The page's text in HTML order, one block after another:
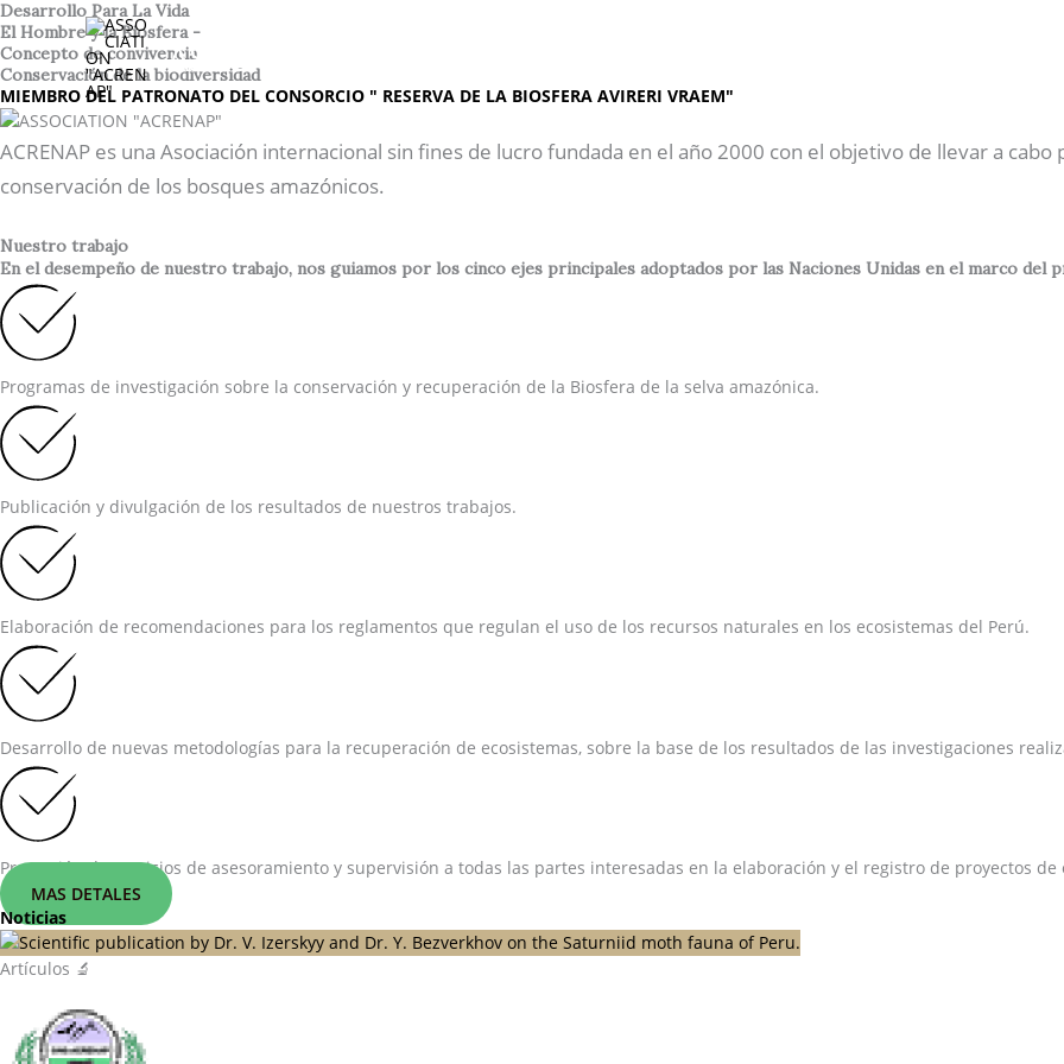
Ir
al
contenido
ASSOCIATION "ACRENAP"
Desarrollo Para La Vida
El Hombre y la Biosfera -
Concepto de convivencia
Conservación de la biodiversidad
MIEMBRO DEL PATRONATO DEL CONSORCIO " RESERVA DE LA BIOSFERA AVIRERI VRAEM"
ACRENAP es una Asociación internacional sin fines de lucro fundada en el año 2000 con el objetivo de llevar a
conservación de los bosques amazónicos.
Nuestro trabajo
En el desempeño de nuestro trabajo, nos guiamos por los cinco ejes principales adoptados por las Naciones Unidas en el marco del
Programas de investigación sobre la conservación y recuperación de la Biosfera de la selva amazónica.
Publicación y divulgación de los resultados de nuestros trabajos.
Elaboración de recomendaciones para los reglamentos que regulan el uso de los recursos naturales en los ecosistemas del Perú.
Desarrollo de nuevas metodologías para la recuperación de ecosistemas, sobre la base de los resultados de las investigaciones
Prestación de servicios de asesoramiento y supervisión a todas las partes interesadas en la elaboración y el registro de proyectos
MAS DETALES
Noticias
Artículos 🔬